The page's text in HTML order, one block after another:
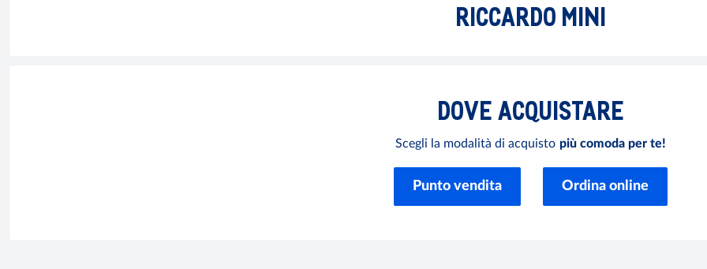
RICCARDO MINI
DOVE ACQUISTARE
Scegli la modalità di acquisto più comoda per te!
Punto vendita Ordina online